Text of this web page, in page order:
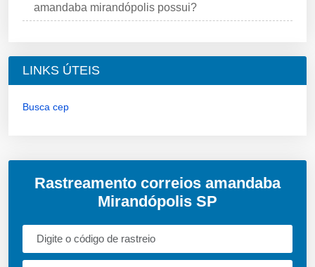
amandaba mirandópolis possui?
LINKS ÚTEIS
Busca cep
Rastreamento correios amandaba
Mirandópolis SP